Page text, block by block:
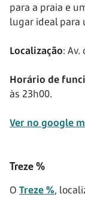
para a praia e
lugar ideal para
Localização:
Horário de
às 23h00.
Ver no google
Treze %
O Treze %,